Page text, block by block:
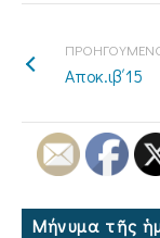
Αποκ.ιβ΄15
Μήνυμα τῆς